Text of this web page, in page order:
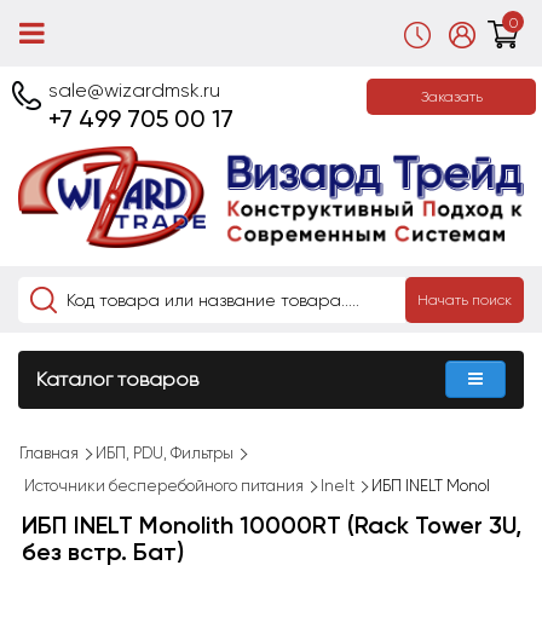
0
sale@wizardmsk.ru
+7 499 705 00 17
Заказать
Начать поиск
Каталог товаров
Главная
ИБП, PDU, Фильтры
Источники бесперебойного питания
Inelt ИБП INELT Monol
ИБП INELT Monolith 10000RT (Rack Tower 3U,
без встр. Бат)